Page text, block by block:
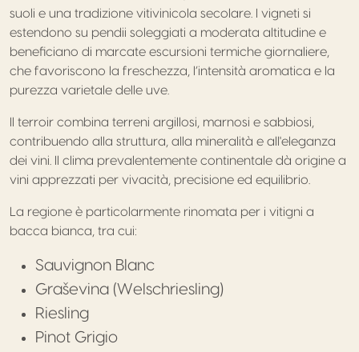
suoli e una tradizione vitivinicola secolare. I vigneti si
estendono su pendii soleggiati a moderata altitudine e
beneficiano di marcate escursioni termiche giornaliere,
che favoriscono la freschezza, l’intensità aromatica e la
purezza varietale delle uve.
Il terroir combina terreni argillosi, marnosi e sabbiosi,
contribuendo alla struttura, alla mineralità e all'eleganza
dei vini. Il clima prevalentemente continentale dà origine a
vini apprezzati per vivacità, precisione ed equilibrio.
La regione è particolarmente rinomata per i vitigni a
bacca bianca, tra cui:
Sauvignon Blanc
Graševina (Welschriesling)
Riesling
Pinot Grigio